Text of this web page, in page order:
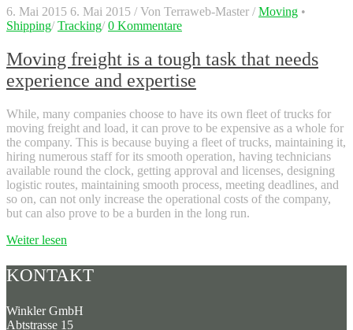
6. Mai 2015 6. Mai 2015 / Von Terraweb-Master / Moving •
Shipping/ Tracking/ 0 Kommentare
Moving freight is a tough task that needs
experience and expertise
While, many companies choose to have its own fleet of trucks for
moving freight and load, it can prove to be expensive as a whole for
the company. This is because buying a fleet of trucks, maintaining it,
hiring numerous staff for its smooth operation, having technicians
available round the clock, getting approval and licenses, designing
logistic routes, maintaining smooth process, meeting deadlines, and
so on, can not only increase the operational costs of the company,
but can also prove to be a burden in the long run.
Weiter lesen
KONTAKT
Winkler GmbH
Abtstrasse 15